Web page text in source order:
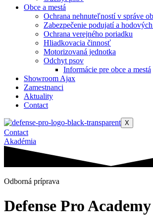
Obce a mestá
Ochrana nehnuteľností v správe
Zabezpečenie podujatí a
Ochrana verejného poriadku
Hliadkovacia činnosť
Motorizovaná jednotka
Odchyt psov
Informácie pre obce a mestá
Showroom Ajax
Zamestnanci
Aktuality
Contact
X
Contact
Akadémia
Odborná príprava
Defense Pro Academy